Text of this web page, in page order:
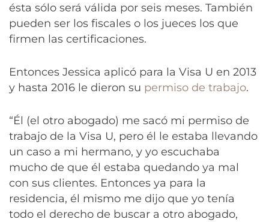
ésta sólo será válida por seis meses. También
pueden ser los fiscales o los jueces los que
firmen las certificaciones.
Entonces Jessica aplicó para la Visa U en 2013
y hasta 2016 le dieron su permiso de trabajo.
“Él (el otro abogado) me sacó mi permiso de
trabajo de la Visa U, pero él le estaba llevando
un caso a mi hermano, y yo escuchaba
mucho de que él estaba quedando ya mal
con sus clientes. Entonces ya para la
residencia, él mismo me dijo que yo tenía
todo el derecho de buscar a otro abogado,